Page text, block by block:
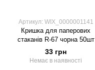
Артикул: WIX_0000001141
Кришка для паперових
стаканів R-67 чорна 50шт
33 грн
Немає в наявності